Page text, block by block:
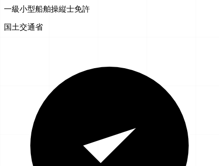
一級小型船舶操縦士免許
国土交通省